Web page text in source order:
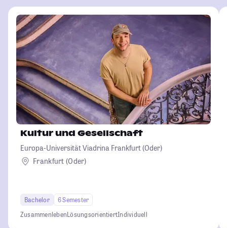
Kultur und Gesellschaft
Europa-Universität Viadrina Frankfurt (Oder)
Frankfurt (Oder)
Bachelor
6 Semester
ZusammenlebenLösungsorientiertIndividuell